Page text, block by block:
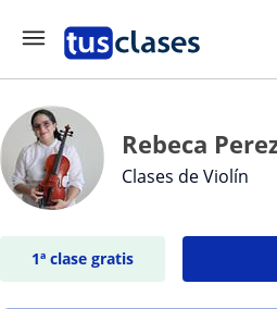
Rebeca
Clases de Violín
1ª clase gratis